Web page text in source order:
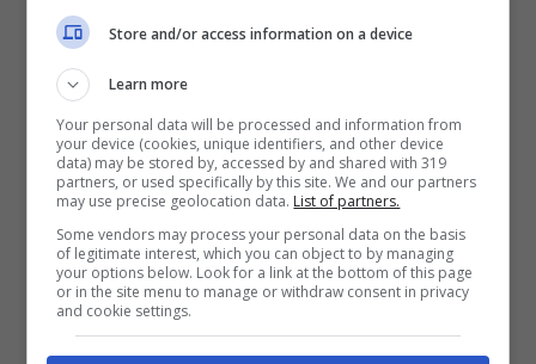
solo”. Il riferimento è al fatto che McIlroy ha
sbagliato due putt corti nelle buche
conclusive dello US Open perdendo il major
contro l’americano.
Le rivelazioni sulle tensioni
tra McIlroy e DeChambeau
Store and/or access information on a device
Learn more
Your personal data will be processed and information from
your device (cookies, unique identifiers, and other device
data) may be stored by, accessed by and shared with 319
partners, or used specifically by this site. We and our partners
may use precise geolocation data. List of partners.
Some vendors may process your personal data on the basis
of legitimate interest, which you can object to by managing
your options below. Look for a link at the bottom of this page
or in the site menu to manage or withdraw consent in privacy
and cookie settings.